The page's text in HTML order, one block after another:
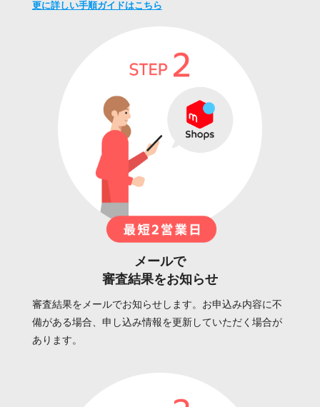
更に詳しい手順ガイドはこちら
メールで
審査結果をお知らせ
審査結果をメールでお知らせします。お申込み内容に不
備がある場合、申し込み情報を更新していただく場合が
あります。